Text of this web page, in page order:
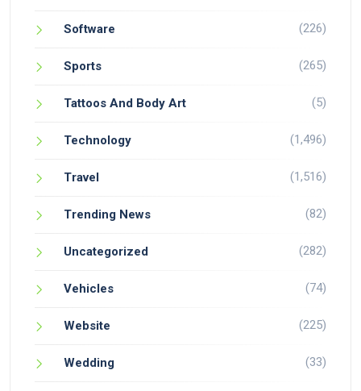
Software (226)
Sports (265)
Tattoos And Body Art (5)
Technology (1,496)
Travel (1,516)
Trending News (82)
Uncategorized (282)
Vehicles (74)
Website (225)
Wedding (33)